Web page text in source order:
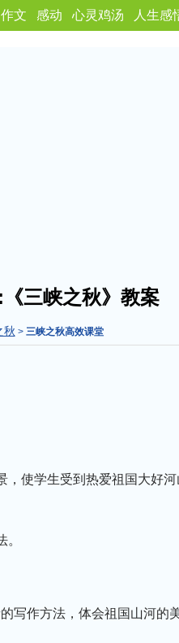
作文 感动 心灵鸡汤 人生感
三峡之秋》教案
秋 > 三峡之秋高效课堂
，使学生受到热爱祖国大好
写作方法，体会祖国山河的美